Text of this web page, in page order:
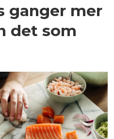
ganger mer
det som